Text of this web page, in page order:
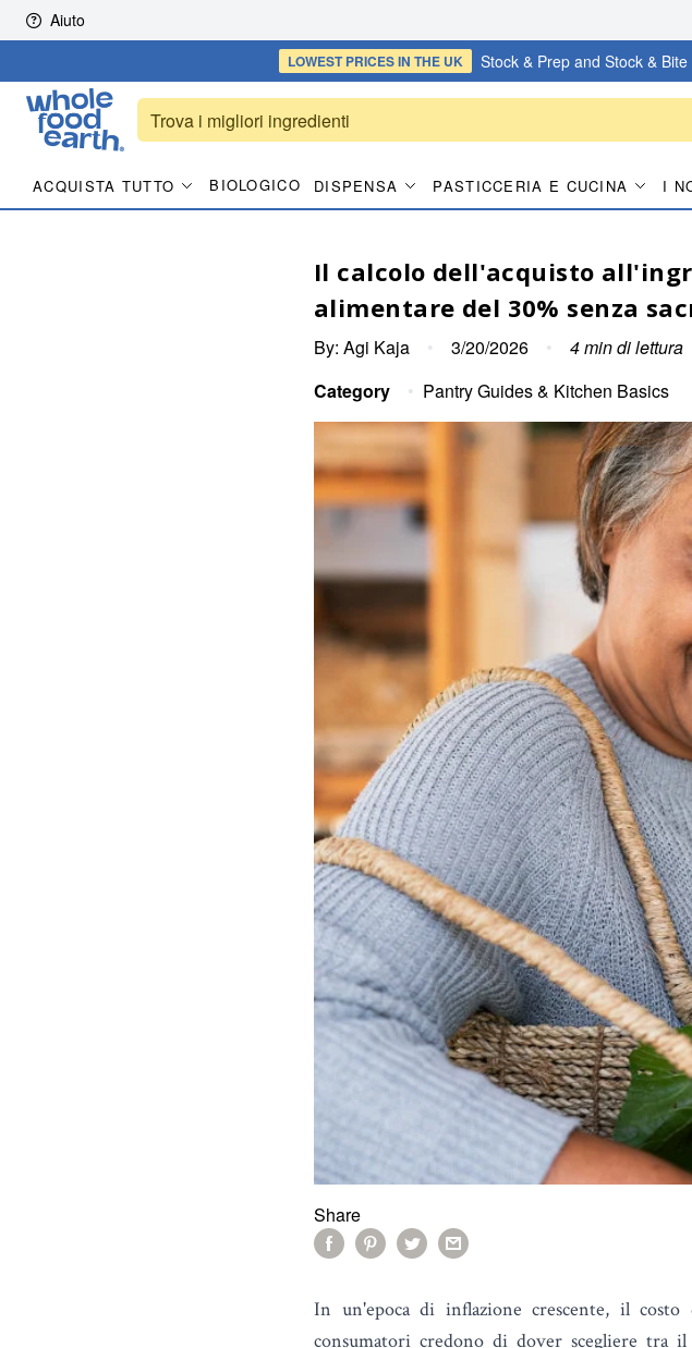
Skip to content
Aiuto
LOWEST PRICESIN THE UK Stock & Prep and Stock &
ACQUISTA TUTTO BIOLOGICO DISPENSA PASTICCERIA E CUCINA I
Il calcolo dell'acquisto
alimentare del 30% senza
By: Agi Kaja • 3/20/2026 • 4min di lettura
Category
• Pantry Guides & Kitchen Basics
Share
In un'epoca di inflazione crescente, il
consumatori credono di dover scegliere tra